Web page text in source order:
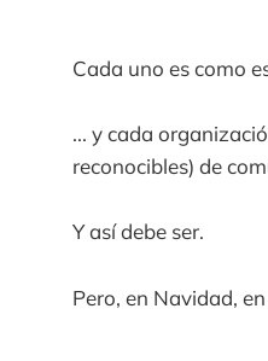
Cada uno es como
... y cada
reconocibles) de
Y así debe ser.
Pero, en Navidad,